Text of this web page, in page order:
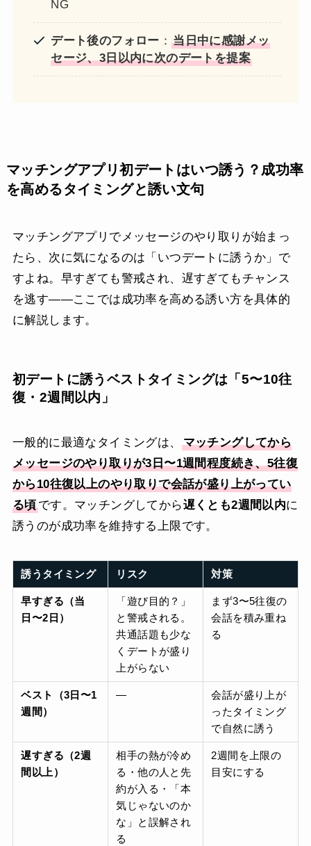
NG
デート後のフォロー ：当日中に感謝メッ
セージ、3日以内に次のデートを提案
マッチングアプリ初デートはいつ誘う？成功率
を高めるタイミングと誘い文句
マッチングアプリでメッセージのやり取りが始まっ
たら、次に気になるのは「いつデートに誘うか」で
すよね。早すぎても警戒され、遅すぎてもチャンス
を逃す——ここでは成功率を高める誘い方を具体的
に解説します。
初デートに誘うベストタイミングは「5〜10往
復・2週間以内」
一般的に最適なタイミングは、
マッチングしてから
メッセージのやり取りが3日〜1週間程度続き、5往復
から10往復以上のやり取りで会話が盛り上がってい
る頃です。マッチングしてから遅くとも2週間以内に
誘うのが成功率を維持する上限です。
誘うタイミング リスク 対策
早すぎる（当
日〜2日）
「遊び目的？」
と警戒される。
共通話題も少な
くデートが盛り
上がらない
まず3〜5往復の
会話を積み重ね
る
ベスト（3日〜1
週間）
—
会話が盛り上が
ったタイミング
で自然に誘う
遅すぎる（2週
間以上）
相手の熱が冷め
る・他の人と先
約が入る・「本
気じゃないのか
な」と誤解され
る
2週間を上限の
目安にする